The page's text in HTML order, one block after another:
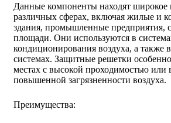
Данные компоненты находят широкое
различных сферах, включая жилые и
здания, промышленные предприятия,
площади. Они используются в
кондиционирования воздуха, а также
системах. Защитные решетки
местах с высокой проходимостью или
повышенной загрязненности воздуха.
Преимущества: